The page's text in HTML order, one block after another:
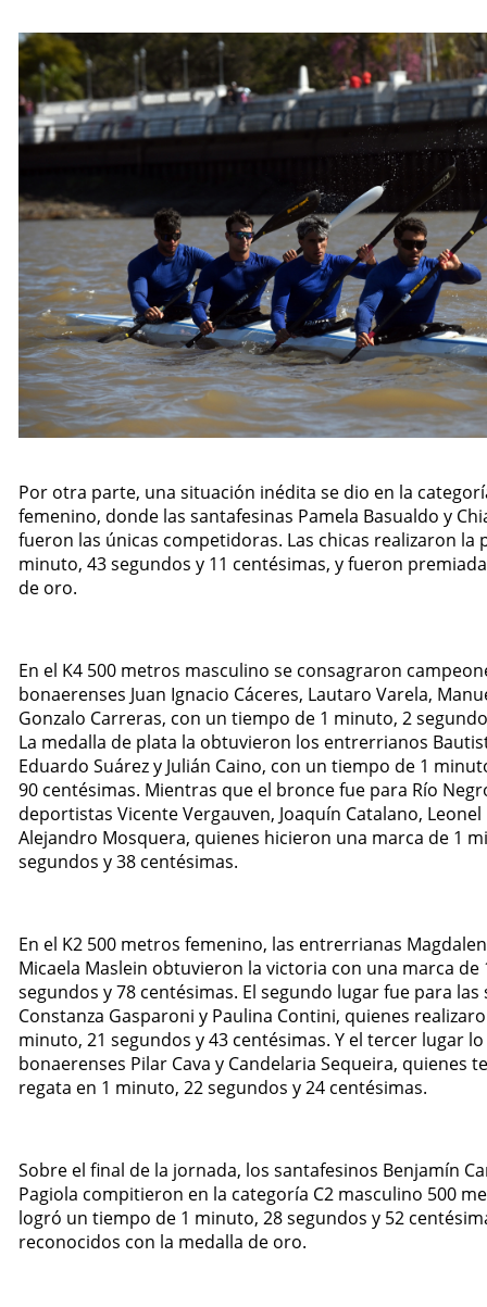
Por otra parte, una situación inédita se dio en la
femenino, donde las santafesinas Pamela Basualdo y
fueron las únicas competidoras. Las chicas realizaron la
minuto, 43 segundos y 11 centésimas, y fueron
de oro.
En el K4 500 metros masculino se consagraron
bonaerenses Juan Ignacio Cáceres, Lautaro Varela,
Gonzalo Carreras, con un tiempo de 1 minuto, 2
La medalla de plata la obtuvieron los entrerrianos
Eduardo Suárez y Julián Caino, con un tiempo de 1
90 centésimas. Mientras que el bronce fue para Río
deportistas Vicente Vergauven, Joaquín Catalano, Leonel
Alejandro Mosquera, quienes hicieron una marca de 1
segundos y 38 centésimas.
En el K2 500 metros femenino, las entrerrianas
Micaela Maslein obtuvieron la victoria con una marca de
segundos y 78 centésimas. El segundo lugar fue para las
Constanza Gasparoni y Paulina Contini, quienes
minuto, 21 segundos y 43 centésimas. Y el tercer lugar
bonaerenses Pilar Cava y Candelaria Sequeira, quienes
regata en 1 minuto, 22 segundos y 24 centésimas.
Sobre el final de la jornada, los santafesinos Benjamín
Pagiola compitieron en la categoría C2 masculino 500
logró un tiempo de 1 minuto, 28 segundos y 52
reconocidos con la medalla de oro.